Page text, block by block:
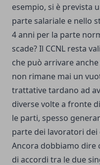
esempio, si è prevista
parte salariale e nello
4 anni per la parte
scade? Il CCNL resta
che può arrivare
non rimane mai un
trattative tardano ad
diverse volte a fronte
le parti, spesso
parte dei lavoratori
Ancora dobbiamo dire
di accordi tra le due